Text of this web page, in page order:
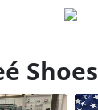
Shoes